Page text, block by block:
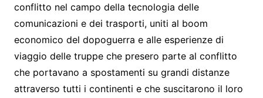
conflitto nel campo della tecnologia delle
comunicazioni e dei trasporti, uniti al boom
economico del dopoguerra e alle esperienze di
viaggio delle truppe che presero parte al conflitto
che portavano a spostamenti su grandi distanze
attraverso tutti i continenti e che suscitarono il loro